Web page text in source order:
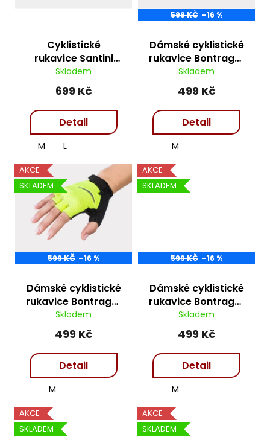
Cyklistické
rukavice Santini
Trek-Segafredo
Skladem
699 Kč
Detail
M L
599 KČ –16 %
Dámské cyklistické
rukavice Bontrager
Anara - flower
Skladem
499 Kč
Detail
M
AKCE
SKLADEM
599 KČ –16 %
Dámské cyklistické
rukavice Bontrager
Anara - fluo
Skladem
499 Kč
Detail
M
AKCE
SKLADEM
599 KČ –16 %
Dámské cyklistické
rukavice Bontrager
Anara - pink
Skladem
499 Kč
Detail
M
AKCE
SKLADEM
AKCE
SKLADEM
Hledat
D
o
p
u